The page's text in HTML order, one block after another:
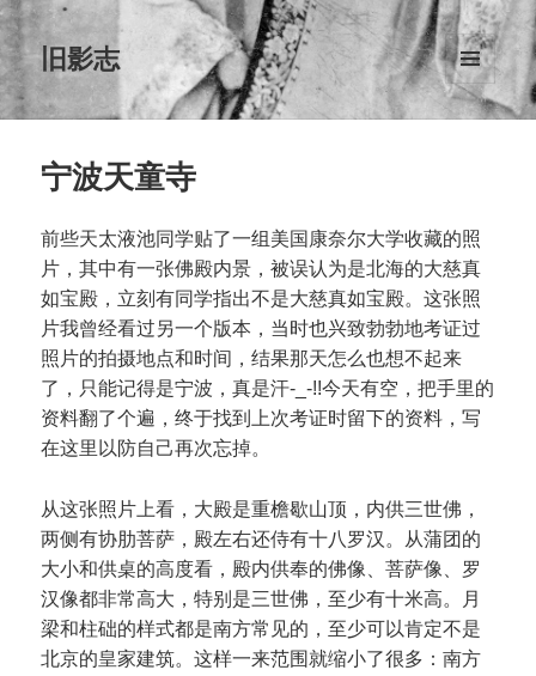
旧影志
菜单和
挂件
宁波天童寺
前些天太液池同学贴了一组美国康奈尔大学收藏的照
片，其中有一张佛殿内景，被误认为是北海的大慈真
如宝殿，立刻有同学指出不是大慈真如宝殿。这张照
片我曾经看过另一个版本，当时也兴致勃勃地考证过
照片的拍摄地点和时间，结果那天怎么也想不起来
了，只能记得是宁波，真是汗-_-!!今天有空，把手里的
资料翻了个遍，终于找到上次考证时留下的资料，写
在这里以防自己再次忘掉。
从这张照片上看，大殿是重檐歇山顶，内供三世佛，
两侧有协肋菩萨，殿左右还侍有十八罗汉。从蒲团的
大小和供桌的高度看，殿内供奉的佛像、菩萨像、罗
汉像都非常高大，特别是三世佛，至少有十米高。月
梁和柱础的样式都是南方常见的，至少可以肯定不是
北京的皇家建筑。这样一来范围就缩小了很多：南方